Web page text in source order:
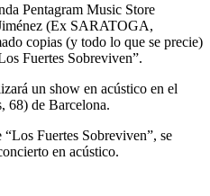
Pentagram Music Store
(Ex SARATOGA,
copias (y todo lo que se precie)
Fuertes Sobreviven”.
un show en acústico en el
68) de Barcelona.
Fuertes Sobreviven”, se
en acústico.